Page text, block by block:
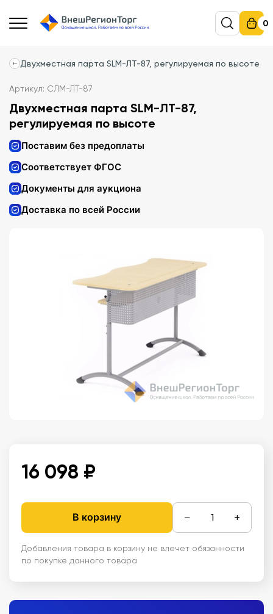
0
Двухместная парта SLM-ЛТ-87, регулируемая по высоте
Артикул: СЛМ-ЛТ-87
Двухместная парта SLM-ЛТ-87,
регулируемая по высоте
Поставим без предоплаты
Соответствует ФГОС
Документы для аукциона
Доставка по всей России
16 098 ₽
В корзину − +
Добавления товара в корзину не влечет обязанности
по покупке данного товара